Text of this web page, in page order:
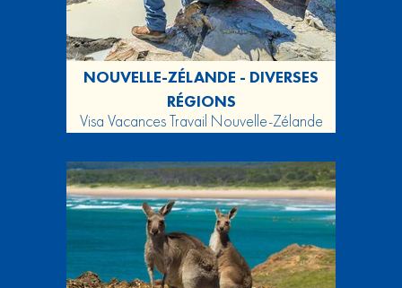
NOUVELLE-ZÉLANDE - DIVERSES
RÉGIONS
Visa Vacances Travail Nouvelle-Zélande